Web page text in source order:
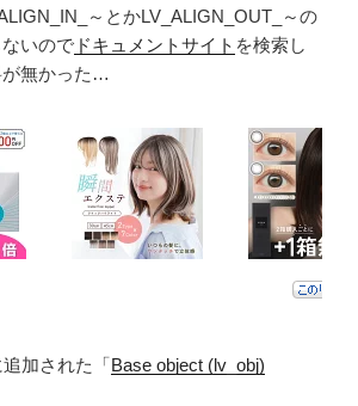
～とかLV_ALIGN_OUT_～の
いので ドキュメントサイト を検索し
が無かった…
加された「Base object (lv_obj)